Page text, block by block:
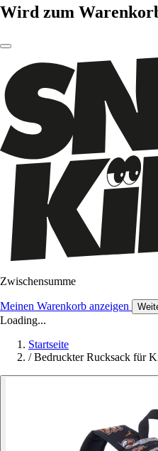
Wird zum
Zwischensumme
Meinen Warenkorb anzeigen
Loading...
Startseite
/ Bedruckter Rucksack für